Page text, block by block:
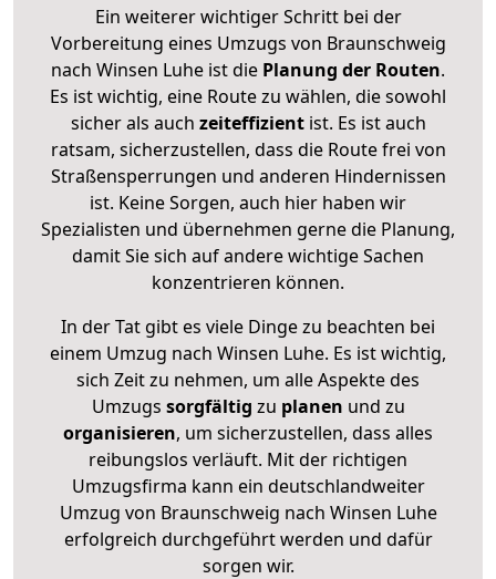
Ein weiterer wichtiger Schritt bei der
Vorbereitung eines Umzugs von Braunschweig
nach Winsen Luhe ist die Planung der Routen.
Es ist wichtig, eine Route zu wählen, die sowohl
sicher als auch zeiteffizientist. Es ist auch
ratsam, sicherzustellen, dass die Route frei von
Straßensperrungen und anderen Hindernissen
ist. Keine Sorgen, auch hier haben wir
Spezialisten und übernehmen gerne die Planung,
damit Sie sich auf andere wichtige Sachen
konzentrieren können.
In der Tat gibt es viele Dinge zu beachten bei
einem Umzug nach Winsen Luhe. Es ist wichtig,
sich Zeit zu nehmen, um alle Aspekte des
Umzugs sorgfältig zu planen und zu
organisieren, um sicherzustellen, dass alles
reibungslos verläuft. Mit der richtigen
Umzugsfirma kann ein deutschlandweiter
Umzug von Braunschweig nach Winsen Luhe
erfolgreich durchgeführt werden und dafür
sorgen wir.